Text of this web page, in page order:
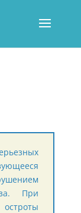
При
остроты